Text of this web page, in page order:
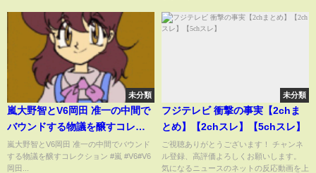
未分類
嵐大野智とV6岡田 准一の中間で
バウンドする物議を醸すコレク
ション
嵐大野智とV6岡田 准一の中間でバウンド
する物議を醸すコレクション #嵐 #V6#V6
岡田...
未分類
フジテレビ 衝撃の事実【2chま
とめ】【2chスレ】【5chスレ】
ご視聴ありがとうございます！ チャンネ
ル登録、高評価よろしくお願いします。
気になるニュースのネットの反応動画を上